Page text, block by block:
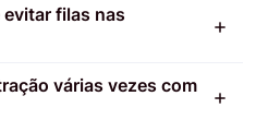
evitar filas nas
várias vezes com